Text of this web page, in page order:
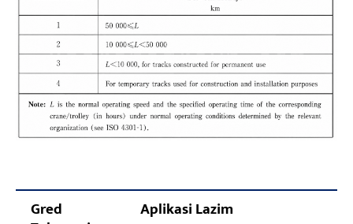
Gred Aplikasi Lazim